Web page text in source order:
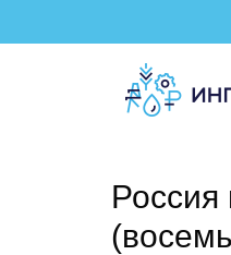
Россия